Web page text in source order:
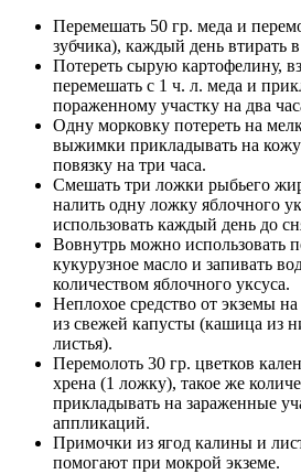
Перемешать 50 гр. меда и
зубчика), каждый день втирать
Потереть сырую картофелину,
перемешать с 1 ч. л. меда и
пораженному участку на два
Одну морковку потереть на
выжимки прикладывать на
повязку на три часа.
Смешать три ложки рыбьего
налить одну ложку яблочного
использовать каждый день до
Вовнутрь можно использовать
кукурузное масло и запивать
количеством яблочного уксуса.
Неплохое средство от экземы
из свежей капусты (кашица из
листья).
Перемолоть 30 гр. цветков
хрена (1 ложку), такое же
прикладывать на зараженные
аппликаций.
Примочки из ягод калины и
помогают при мокрой экземе.